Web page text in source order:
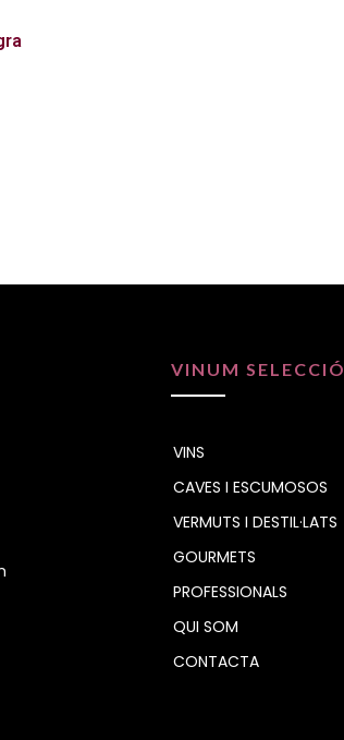
VINUM SELECCIÓ
VINS
CAVES I ESCUMOSOS
VERMUTS I DESTIL·LATS
GOURMETS
PROFESSIONALS
QUI SOM
CONTACTA